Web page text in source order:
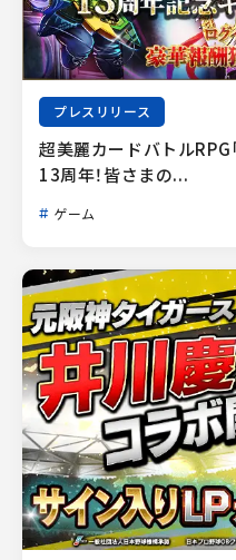
プレスリリース
超美麗カードバトルRPG
13周年！皆さまの...
ゲーム